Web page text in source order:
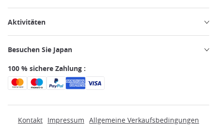
Aktivitäten
Besuchen Sie Japan
100 % sichere Zahlung :
Kontakt Impressum Allgemeine Verkaufsbedingungen